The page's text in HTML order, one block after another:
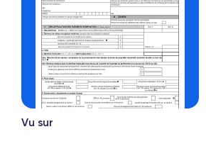
Vu sur